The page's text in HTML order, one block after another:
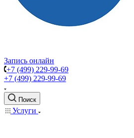
Запись онлайн
+7 (499) 229-99-69
+7 (499) 229-99-69
Поиск
Услуги